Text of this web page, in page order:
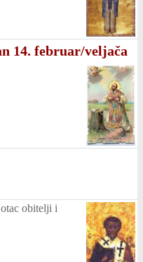
14. februar/veljača
obitelji i